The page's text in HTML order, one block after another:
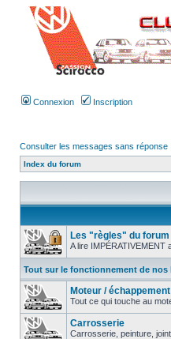
Connexion Inscription
Consulter les messages sans réponse
Index du forum
Les "règles" du forum
A lire
Tout sur le fonctionnement de nos
Moteur / échappement
Tout ce qui touche au
Carrosserie
Carrosserie, peinture,